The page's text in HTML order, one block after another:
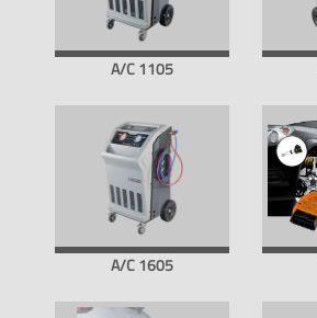
A/C 1105
A/C 1605